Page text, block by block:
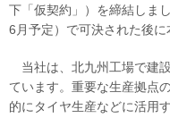
下「仮契約」）を締結しま
6月予定）で可決された後に
当社は、北九州工場で建
ています。重要な生産拠点
的にタイヤ生産などに活用